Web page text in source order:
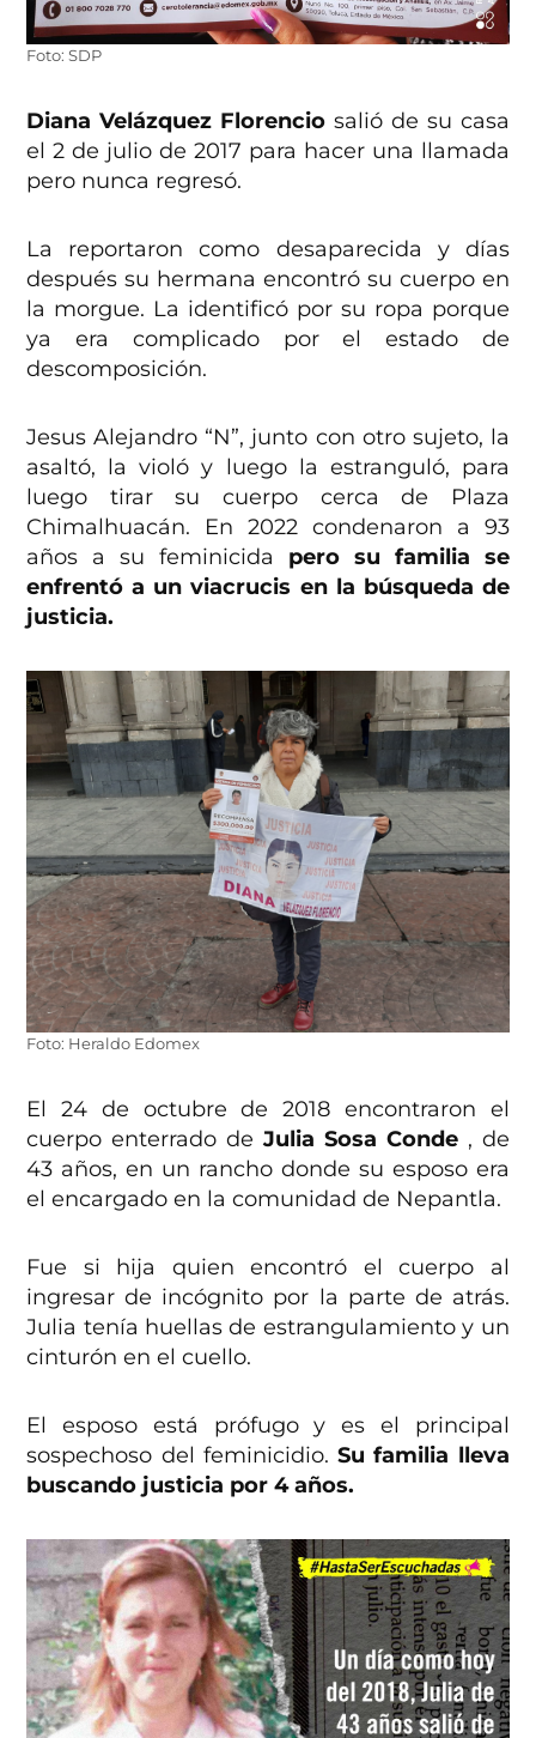
Foto: SDP
Diana Velázquez Florencio salió de su casa
el 2 de julio de 2017 para hacer una llamada
pero nunca regresó.
La reportaron como desaparecida y días
después su hermana encontró su cuerpo en
la morgue. La identificó por su ropa porque
ya era complicado por el estado de
descomposición.
Jesus Alejandro “N”, junto con otro sujeto, la
asaltó, la violó y luego la estranguló, para
luego tirar su cuerpo cerca de Plaza
Chimalhuacán. En 2022 condenaron a 93
años a su feminicida pero su familia se
enfrentó a un viacrucis en la búsqueda de
justicia.
Foto: Heraldo Edomex
El 24 de octubre de 2018 encontraron el
cuerpo enterrado de Julia Sosa Conde , de
43 años, en un rancho donde su esposo era
el encargado en la comunidad de Nepantla.
Fue si hija quien encontró el cuerpo al
ingresar de incógnito por la parte de atrás.
Julia tenía huellas de estrangulamiento y un
cinturón en el cuello.
El esposo está prófugo y es el principal
sospechoso del feminicidio.Su familia lleva
buscando justicia por 4 años.